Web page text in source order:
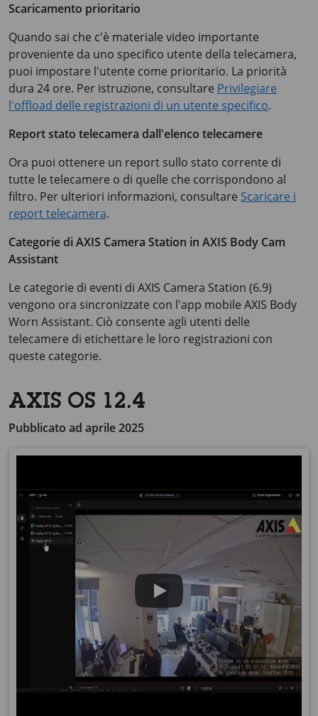
Scaricamento prioritario
Quando sai che c'è materiale video importante
proveniente da uno specifico utente della telecamera,
puoi impostare l'utente come prioritario. La priorità
dura 24 ore. Per istruzione, consultare Privilegiare
l'offload delle registrazioni di un utente specifico.
Report stato telecamera dall'elenco telecamere
Ora puoi ottenere un report sullo stato corrente di
tutte le telecamere o di quelle che corrispondono al
filtro. Per ulteriori informazioni, consultare Scaricare i
report telecamera.
Categorie di AXIS Camera Station in AXIS Body Cam
Assistant
Le categorie di eventi di AXIS Camera Station (6.9)
vengono ora sincronizzate con l'app mobile AXIS Body
Worn Assistant. Ciò consente agli utenti delle
telecamere di etichettare le loro registrazioni con
queste categorie.
AXIS OS 12.4
Pubblicato ad aprile 2025